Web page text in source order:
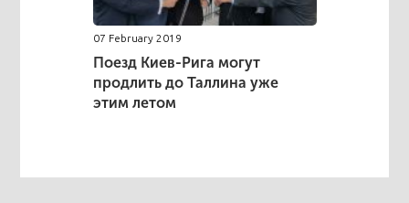
07 February 2019
Поезд Киев-Рига могут
продлить до Таллина уже
этим летом